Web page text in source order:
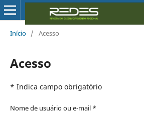
Início / Acesso
Acesso
* Indica campo obrigatório
Nome de usuário ou e-mail *